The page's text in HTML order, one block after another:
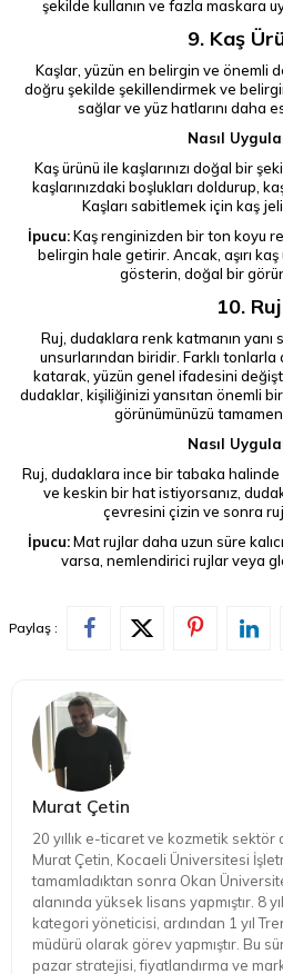
şekilde kullanın ve fazla maskara
9. Kaş
Kaşlar, yüzün en belirgin ve önemli
doğru şekilde şekillendirmek ve
sağlar ve yüz hatlarını daha
Nasıl
Kaş ürünü ile kaşlarınızı doğal bir
kaşlarınızdaki boşlukları doldurup,
Kaşları sabitlemek için kaş
İpucu:Kaş renginizden bir ton koyu
belirgin hale getirir. Ancak, aşırı
gösterin, doğal bir
10. Ruj
Ruj, dudaklara renk katmanın yanı
unsurlarından biridir. Farklı tonlarla
katarak, yüzün genel ifadesini
dudaklar, kişiliğinizi yansıtan önemli
görünümünüzü
Nasıl
Ruj, dudaklara ince bir tabaka halinde
ve keskin bir hat istiyorsanız,
çevresini çizin ve sonra
İpucu:Mat rujlar daha uzun süre
varsa, nemlendirici rujlar veya
Paylaş :
Murat Çetin
20 yıllık e-ticaret ve kozmetik
Murat Çetin, Kocaeli Üniversitesi
tamamladıktan sonra Okan
alanında yüksek lisans yapmıştır. 8
kategori yöneticisi, ardından 1 yıl
müdürü olarak görev yapmıştır. Bu
pazar stratejisi, fiyatlandırma ve